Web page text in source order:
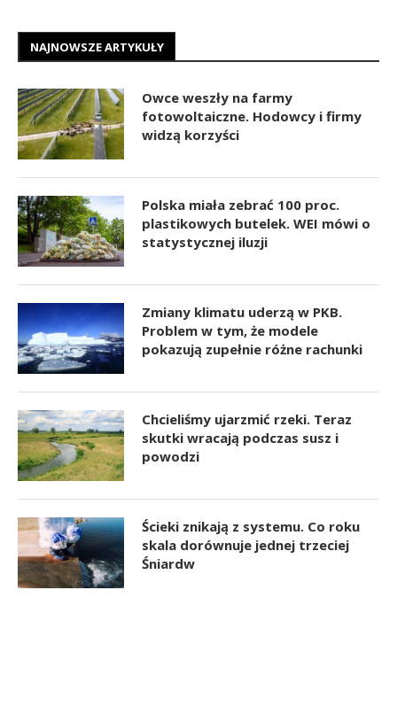
NAJNOWSZE ARTYKUŁY
Owce weszły na farmy
fotowoltaiczne. Hodowcy i firmy
widzą korzyści
Polska miała zebrać 100 proc.
plastikowych butelek. WEI mówi o
statystycznej iluzji
Zmiany klimatu uderzą w PKB.
Problem w tym, że modele
pokazują zupełnie różne rachunki
Chcieliśmy ujarzmić rzeki. Teraz
skutki wracają podczas susz i
powodzi
Ścieki znikają z systemu. Co roku
skala dorównuje jednej trzeciej
Śniardw